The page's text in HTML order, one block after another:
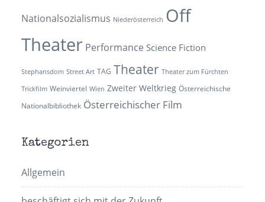
Nationalsozialismus Niederösterreich Off
Theater Performance Science Fiction
Stephansdom Street Art TAG Theater Theater zum Fürchten
Trickfilm Weinviertel Wien Zweiter Weltkrieg Österreichische
Nationalbibliothek Österreichischer Film
Kategorien
Allgemein